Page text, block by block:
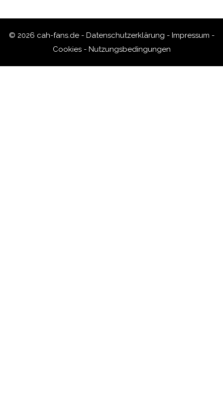
© 2026 cah-fans.de - Datenschutzerklärung - Impressum -
Cookies- Nutzungsbedingungen